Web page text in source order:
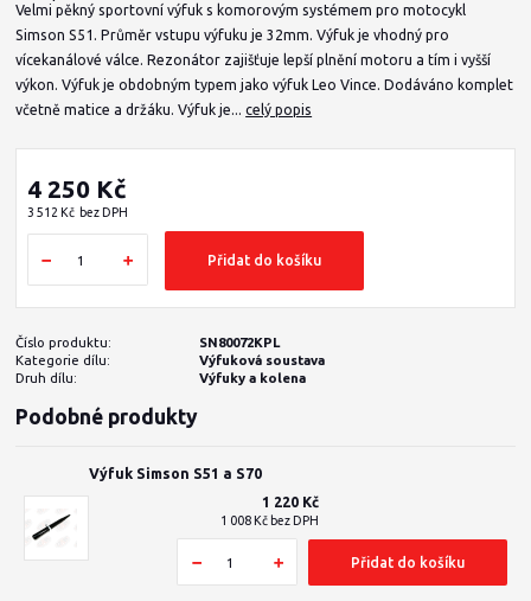
Velmi pěkný sportovní výfuk s komorovým systémem pro motocykl
Simson S51. Průměr vstupu výfuku je 32mm. Výfuk je vhodný pro
vícekanálové válce. Rezonátor zajišťuje lepší plnění motoru a tím i vyšší
výkon. Výfuk je obdobným typem jako výfuk Leo Vince. Dodáváno komplet
včetně matice a držáku. Výfuk je...celý popis
4 250 Kč
3 512 Kč bez DPH
Přidat do košíku
Číslo produktu:
SN80072KPL
Kategorie dílu:
Výfuková soustava
Druh dílu:
Výfuky a kolena
Podobné produkty
Výfuk Simson S51 a S70
1 220 Kč
1 008 Kč bez DPH
Přidat do košíku